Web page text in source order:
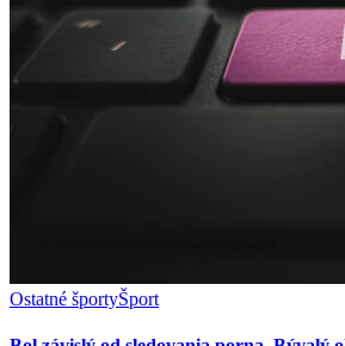
Ostatné športyŠport